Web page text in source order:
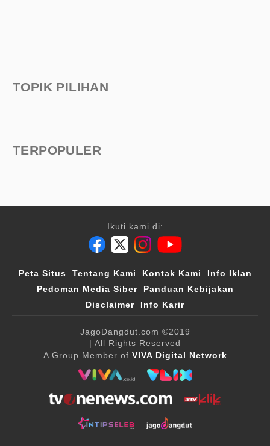
TOPIK PILIHAN
TERPOPULER
Ikuti kami di:
Peta Situs Tentang Kami Kontak Kami
Info Iklan
Pedoman Media Siber
Panduan Kebijakan
Disclaimer
Info Karir
JagoDangdut.com ©2019
| All Rights Reserved
A Group Member of VIVA Digital Network